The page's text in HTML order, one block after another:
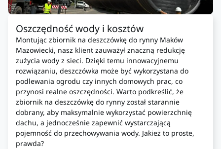
Oszczędność wody i kosztów
Montując zbiornik na deszczówkę do rynny Maków
Mazowiecki, nasz klient zauważył znaczną redukcję
zużycia wody z sieci. Dzięki temu innowacyjnemu
rozwiązaniu, deszczówka może być wykorzystana do
podlewania ogrodu czy innych domowych prac, co
przynosi realne oszczędności. Warto podkreślić, że
zbiornik na deszczówkę do rynny został starannie
dobrany, aby maksymalnie wykorzystać powierzchnię
dachu, a jednocześnie zapewnić wystarczającą
pojemność do przechowywania wody. Jakież to proste,
prawda?